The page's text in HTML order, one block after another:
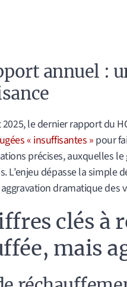
annuel :
le dernier rapport du
« insuffisantes » pour
précises, auxquelles
L’enjeu dépasse la simple
dramatique des
clés à
mais